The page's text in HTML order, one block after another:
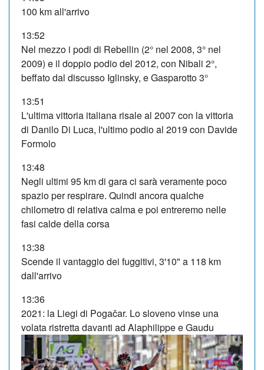
100 km all'arrivo
13:52
Nel mezzo i podi di Rebellin (2° nel 2008, 3° nel
2009) e il doppio podio del 2012, con Nibali 2°,
beffato dal discusso Iglinsky, e Gasparotto 3°
13:51
L'ultima vittoria italiana risale al 2007 con la vittoria
di Danilo Di Luca, l'ultimo podio al 2019 con Davide
Formolo
13:48
Negli ultimi 95 km di gara ci sarà veramente poco
spazio per respirare. Quindi ancora qualche
chilometro di relativa calma e poi entreremo nelle
fasi calde della corsa
13:38
Scende il vantaggio dei fuggitivi, 3'10" a 118 km
dall'arrivo
13:36
2021: la Liegi di Pogačar. Lo sloveno vinse una
volata ristretta davanti ad Alaphilippe e Gaudu